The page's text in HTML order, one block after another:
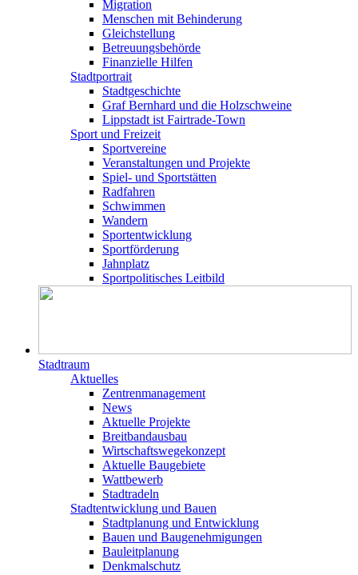
Migration
Menschen mit Behinderung
Gleichstellung
Betreuungsbehörde
Finanzielle Hilfen
Stadtportrait
Stadtgeschichte
Graf Bernhard und die Holzschweine
Lippstadt ist Fairtrade-Town
Sport und Freizeit
Sportvereine
Veranstaltungen und Projekte
Spiel- und Sportstätten
Radfahren
Schwimmen
Wandern
Sportentwicklung
Sportförderung
Jahnplatz
Sportpolitisches Leitbild
Stadtraum
Aktuelles
Zentrenmanagement
News
Aktuelle Projekte
Breitbandausbau
Wirtschaftswegekonzept
Aktuelle Baugebiete
Wattbewerb
Stadtradeln
Stadtentwicklung und Bauen
Stadtplanung und Entwicklung
Bauen und Baugenehmigungen
Bauleitplanung
Denkmalschutz